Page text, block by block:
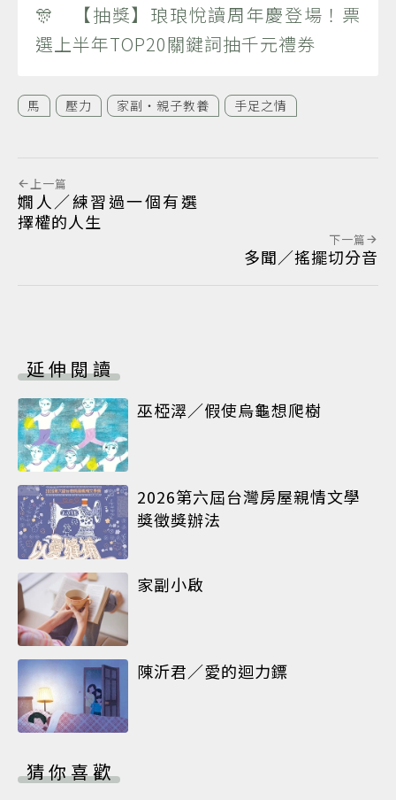
🎊 【抽獎】琅琅悅讀周年慶登場！票
選上半年TOP20關鍵詞抽千元禮券
馬 壓力 家副‧親子教養 手足之情
上一篇
嫺人／練習過一個有選
擇權的人生
下一篇
多聞／搖擺切分音
延伸閱讀
巫椏濢／假使烏龜想爬樹
2026第六屆台灣房屋親情文學
獎徵獎辦法
家副小啟
陳沂君／愛的迴力鏢
猜你喜歡